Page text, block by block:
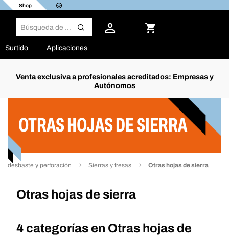
Shop
Surtido Aplicaciones
Venta exclusiva a profesionales acreditados: Empresas y
Autónomos
OTRAS HOJAS DE SIERRA
desbaste y perforación Sierras y fresas Otras hojas de sierra
Otras hojas de sierra
4 categorías en Otras hojas de
Filtro